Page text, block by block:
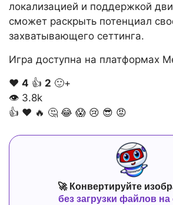
локализацией и поддержкой
сможет раскрыть потенциал
захватывающего сеттинга.
Игра доступна на платформах
❤️ 4 👍 2 🙂+
👁 3.8k
👍 ❤️ 🔥 🤔 😂 😱 😢 😎 😡
🚀 Конвертируйте
без загрузки файлов на